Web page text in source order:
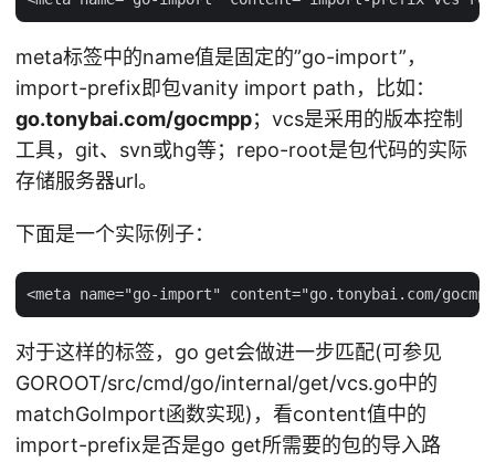
meta标签中的name值是固定的”go-import”，
import-prefix即包vanity import path，比如：
go.tonybai.com/gocmpp；vcs是采用的版本控制
工具，git、svn或hg等；repo-root是包代码的实际
存储服务器url。
下面是一个实际例子：
对于这样的标签，go get会做进一步匹配(可参见
GOROOT/src/cmd/go/internal/get/vcs.go中的
matchGoImport函数实现)，看content值中的
import-prefix是否是go get所需要的包的导入路